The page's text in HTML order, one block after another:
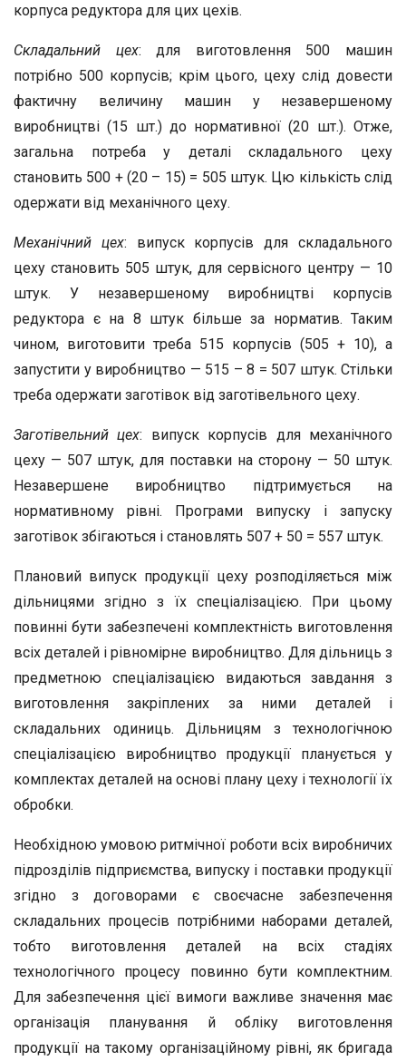
корпуса редуктора для цих цехів.
Складальний цех: для виготовлення 500 машин
потрібно 500 корпусів; крім цього, цеху слід довести
фактичну величину машин у незавершеному
виробництві (15 шт.) до нормативної (20 шт.). Отже,
загальна потреба у деталі складального цеху
становить 500 + (20 – 15) = 505 штук. Цю кількість слід
одержати від механічного цеху.
Механічний цех: випуск корпусів для складального
цеху становить 505 штук, для сервісного центру — 10
штук. У незавершеному виробництві корпусів
редуктора є на 8 штук більше за норматив. Таким
чином, виготовити треба 515 корпусів (505 + 10), а
запустити у виробництво — 515 – 8 = 507 штук. Стільки
треба одержати заготівок від заготівельного цеху.
Заготівельний цех: випуск корпусів для механічного
цеху — 507 штук, для поставки на сторону — 50 штук.
Незавершене виробництво підтримується на
нормативному рівні. Програми випуску і запуску
заготівок збігаються і становлять 507 + 50 = 557 штук.
Плановий випуск продукції цеху розподіляється між
дільницями згідно з їх спеціалізацією. При цьому
повинні бути забезпечені комплектність виготовлення
всіх деталей і рівномірне виробництво. Для дільниць з
предметною спеціалізацією видаються завдання з
виготовлення закріплених за ними деталей і
складальних одиниць. Дільницям з технологічною
спеціалізацією виробництво продукції планується у
комплектах деталей на основі плану цеху і технології їх
обробки.
Необхідною умовою ритмічної роботи всіх виробничих
підрозділів підприємства, випуску і поставки продукції
згідно з договорами є своєчасне забезпечення
складальних процесів потрібними наборами деталей,
тобто виготовлення деталей на всіх стадіях
технологічного процесу повинно бути комплектним.
Для забезпечення цієї вимоги важливе значення має
організація планування й обліку виготовлення
продукції на такому організаційному рівні, як бригада